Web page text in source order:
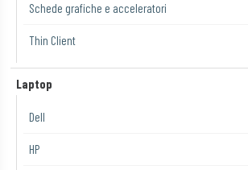
Schede grafiche e acceleratori
Thin Client
Laptop
Dell
HP